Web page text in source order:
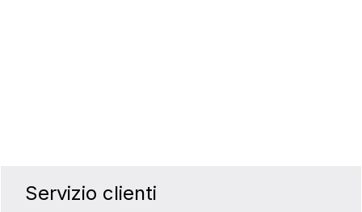
desiderata o usa i pulsanti
Servizio clienti